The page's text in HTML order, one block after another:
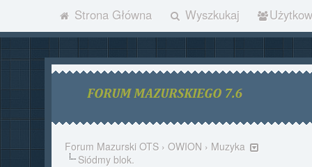
Strona Główna Wyszkukaj
Forum Mazurski OTS ›OWION › Muzyka
Siódmy blok.